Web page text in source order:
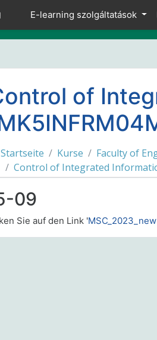
E-learning szolgáltatások
of
Startseite Kurse Faculty of
Control of Integrated
09
Sie auf den Link '